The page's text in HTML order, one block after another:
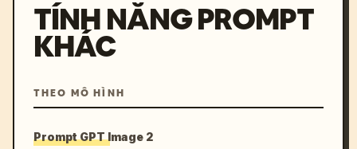
TÍNH NĂNG PROMPT
KHÁC
THEO MÔ HÌNH
Prompt GPT Image 2